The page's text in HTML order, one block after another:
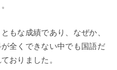
もな成績であり、なぜか、
全くできない中でも国語だ
おりました。